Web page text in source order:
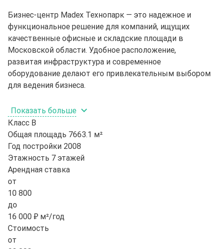
Бизнес-центр Madex Технопарк — это надежное и
функциональное решение для компаний, ищущих
качественные офисные и складские площади в
Московской области. Удобное расположение,
развитая инфраструктура и современное
оборудование делают его привлекательным выбором
для ведения бизнеса.
Показать больше
Класс B
Общая площадь 7663.1 м²
Год постройки 2008
Этажность 7 этажей
Арендная ставка
от
10 800
до
16 000 ₽ м²/год
Стоимость
от